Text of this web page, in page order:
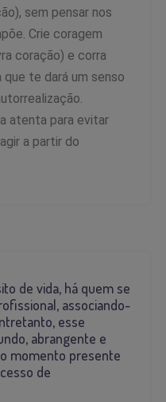
sem pensar nos
Crie coragem
coração) e corra
te dará um senso
atenta para evitar
a partir do
de vida, há quem se
associando-
esse
abrangente e
momento presente
de